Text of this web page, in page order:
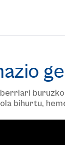
berriari
bihurtu,